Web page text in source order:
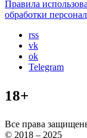
Правила
обработки
rss
vk
ok
Telegram
18+
Все права
© 2018 – 2025